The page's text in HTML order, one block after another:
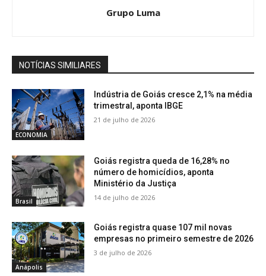
Grupo Luma
NOTÍCIAS SIMILIARES
ECONOMIA
Indústria de Goiás cresce 2,1% na média
trimestral, aponta IBGE
21 de julho de 2026
Brasil
Goiás registra queda de 16,28% no
número de homicídios, aponta
Ministério da Justiça
14 de julho de 2026
Anápolis
Goiás registra quase 107 mil novas
empresas no primeiro semestre de 2026
3 de julho de 2026